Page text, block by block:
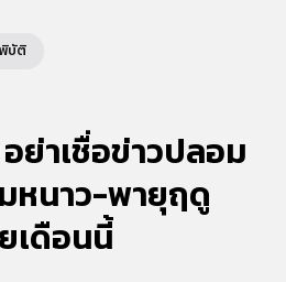
บัติ
ย่าเชื่อข่าวปลอม
หนาว-พายุฤดู
เดือนนี้